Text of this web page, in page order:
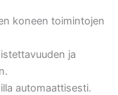
koneen toimintojen
ja
automaattisesti.